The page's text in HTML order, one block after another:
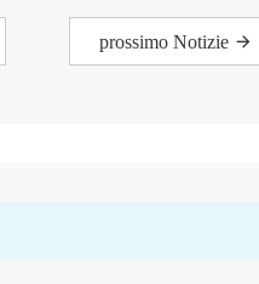
prossimo Notizie